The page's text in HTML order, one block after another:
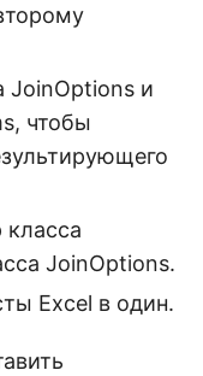
JoinOptions и
чтобы
класса
JoinOptions.
Excel в один.